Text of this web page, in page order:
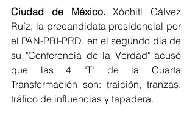
Ciudad de México. Xóchitl Gálvez
Ruíz, la precandidata presidencial por
el PAN-PRI-PRD, en el segundo día de
su "Conferencia de la Verdad" acusó
que las 4 "T" de la Cuarta
Transformación son: traición, tranzas,
tráfico de influencias y tapadera.